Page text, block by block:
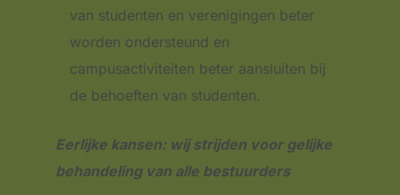
van studenten en verenigingen beter
worden ondersteund en
campusactiviteiten beter aansluiten bij
de behoeften van studenten.
Eerlijke kansen: wij strijden voor gelijke
behandeling van alle bestuurders